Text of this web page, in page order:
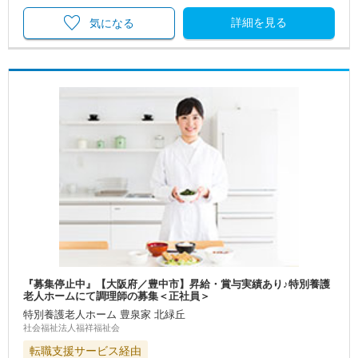
詳細を見る
気になる
『募集停止中』【大阪府／豊中市】昇給・賞与実績あり♪特別養護
老人ホームにて調理師の募集＜正社員＞
特別養護老人ホーム 豊泉家 北緑丘
社会福祉法人福祥福祉会
転職支援サービス経由